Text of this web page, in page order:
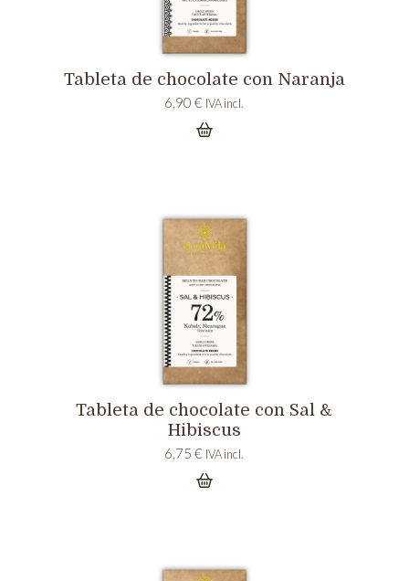
Tableta de chocolate con Naranja
6,90€ IVA incl.
Tableta de chocolate con Sal &
Hibiscus
6,75€ IVA incl.